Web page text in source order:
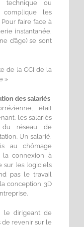
ou
les
faire face à
instantanée,
d’âge) se sont
de la CCI de la
»
des salariés
était
les salariés
réseau de
Un salarié,
au chômage
connexion à
sur les logiciels
pas le travail
conception 3D
le dirigeant de
de revenir sur le